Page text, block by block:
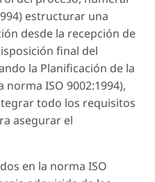
estructurar una
desde la recepción de
final del
la Planificación de la
norma ISO 9002:1994),
todo los requisitos
asegurar el
en la norma ISO